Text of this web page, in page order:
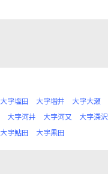
大字塩田 大字増井 大字大瀬
大字河井 大字河又 大字深沢
大字鮎田 大字黒田